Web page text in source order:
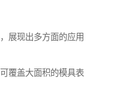
展现出多方面的应用
覆盖大面积的模具表